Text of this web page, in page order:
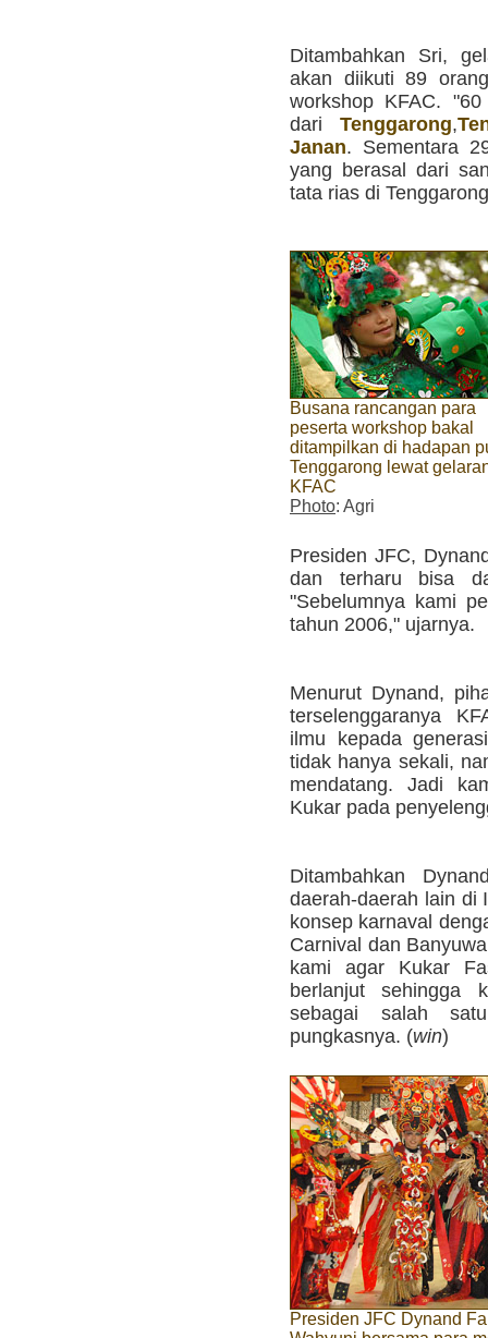
Ditambahkan Sri,
akan diikuti 89
workshop KFAC.
dariTenggarong,
Janan. Sementara
yang berasal dari
tata rias di
Busana rancangan para
peserta workshop bakal
ditampilkan di hadapan
Tenggarong lewat
KFAC
Photo: Agri
Presiden JFC,
dan terharu bisa
"Sebelumnya kami
tahun 2006," ujarnya.
Menurut Dynand,
terselenggaranya
ilmu kepada
tidak hanya sekali,
mendatang. Jadi
Kukar pada
Ditambahkan
daerah-daerah lain di
konsep karnaval
Carnival dan
kami agar Kukar
berlanjut sehingga
sebagai salah
pungkasnya. (win)
Presiden JFC Dynand